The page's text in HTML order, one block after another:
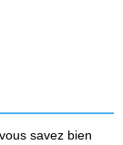
savez bien